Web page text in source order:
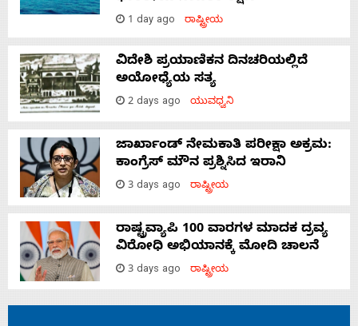
1 day ago ರಾಷ್ಟ್ರೀಯ
ವಿದೇಶಿ ಪ್ರಯಾಣಿಕನ ದಿನಚರಿಯಲ್ಲಿದೆ
ಅಯೋಧ್ಯೆಯ ಸತ್ಯ
2 days ago ಯುವಧ್ವನಿ
ಜಾರ್ಖಾಂಡ್‌ ನೇಮಕಾತಿ ಪರೀಕ್ಷಾ ಅಕ್ರಮ:
ಕಾಂಗ್ರೆಸ್‌ ಮೌನ ಪ್ರಶ್ನಿಸಿದ ಇರಾನಿ
3 days ago ರಾಷ್ಟ್ರೀಯ
ರಾಷ್ಟ್ರವ್ಯಾಪಿ 100 ವಾರಗಳ ಮಾದಕ ದ್ರವ್ಯ
ವಿರೋಧಿ ಅಭಿಯಾನಕ್ಕೆ ಮೋದಿ ಚಾಲನೆ
3 days ago ರಾಷ್ಟ್ರೀಯ